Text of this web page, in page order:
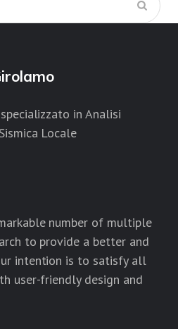
in Analisi
Locale
number of multiple
to provide a better and
intention is to satisfy all
user-friendly design and